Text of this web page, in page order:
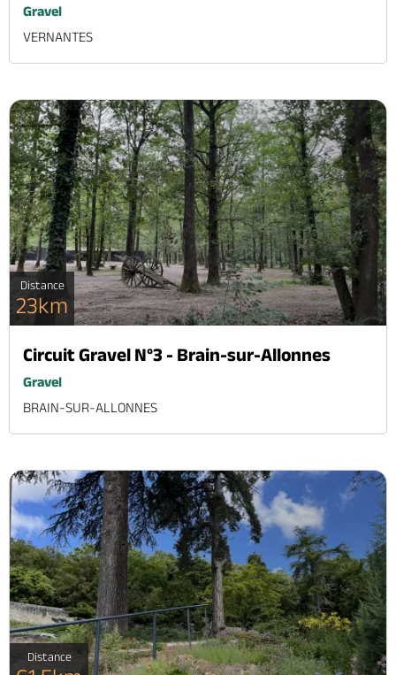
Gravel
VERNANTES
Distance
23km
Circuit Gravel N°3 - Brain-sur-Allonnes
Gravel
BRAIN-SUR-ALLONNES
Distance